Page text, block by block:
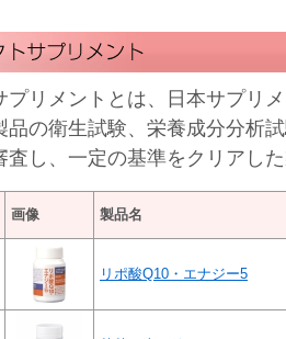
プリメントとは、日本サプリ
品の衛生試験、栄養成分分析
査し、一定の基準をクリアし
画像 製品名
リポ酸Q10・エナジー5